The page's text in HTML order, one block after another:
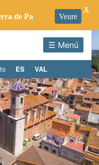
☰ Menú
ES VAL
de Pa Veure
X